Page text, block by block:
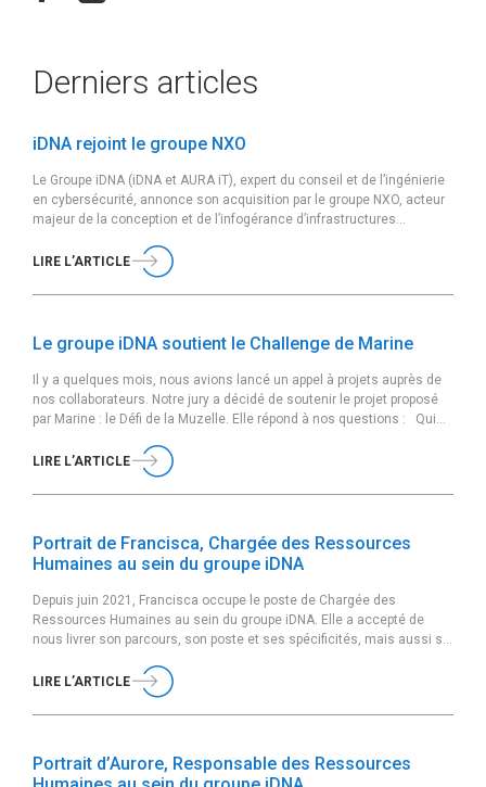
Derniers articles
iDNA rejoint le groupe NXO
Le Groupe iDNA (iDNA et AURA iT), expert du conseil et de l’ingénierie
en cybersécurité, annonce son acquisition par le groupe NXO, acteur
majeur de la conception et de l’infogérance d’infrastructures
Fondé en 2011 et basé à Paris, le Groupe iDNA accompagne ses
LIRE L’ARTICLE
Le groupe iDNA soutient le Challenge de Marine
Il y a quelques mois, nous avions lancé un appel à projets auprès de
nos collaborateurs. Notre jury a décidé de soutenir le projet proposé
par Marine : le Défi de la Muzelle. Elle répond à nos questions : Qui
Marine, je viens […]
LIRE L’ARTICLE
Portrait de Francisca, Chargée des Ressources
Humaines au sein du groupe iDNA
Depuis juin 2021, Francisca occupe le poste de Chargée des
Ressources Humaines au sein du groupe iDNA. Elle a accepté de
nous livrer son parcours, son poste et ses spécificités, mais aussi sa
Francisca, j’habite en banlieue parisienne et je suis chargée des
LIRE L’ARTICLE
Portrait d’Aurore, Responsable des Ressources